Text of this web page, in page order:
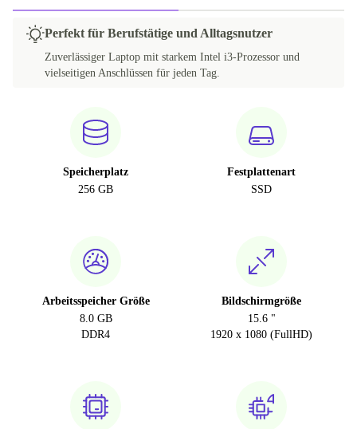
Perfekt für Berufstätige und Alltagsnutzer
Zuverlässiger Laptop mit starkem Intel i3-Prozessor und
vielseitigen Anschlüssen für jeden Tag.
Speicherplatz
256 GB
Festplattenart
SSD
Arbeitsspeicher Größe
8.0 GB
DDR4
Bildschirmgröße
15.6 "
1920 x 1080 (FullHD)